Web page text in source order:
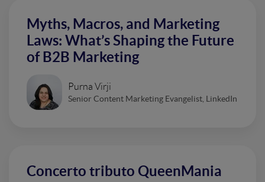
Myths, Macros, and Marketing
Laws: What’s Shaping the Future
of B2B Marketing
Purna Virji
Senior Content Marketing Evangelist, LinkedIn
Concerto tributo QueenMania